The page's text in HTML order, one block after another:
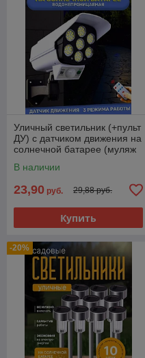
Уличный светильник (+пульт
ДУ) с датчиком движения на
солнечной батарее (муляж
В наличии
23,90 руб. 29,88 руб.
Купить
-20%